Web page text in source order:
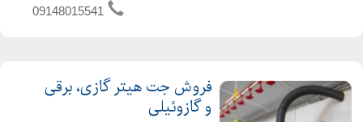
09148015541
فروش جت هیتر گازی، برقی
و گازوئیلی